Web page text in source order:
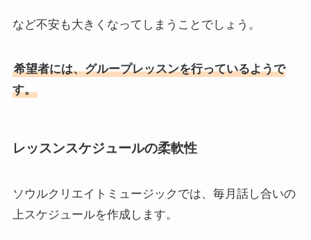
など不安も大きくなってしまうことでしょう。
希望者には、グループレッスンを行っているようで
す。
レッスンスケジュールの柔軟性
ソウルクリエイトミュージックでは、毎月話し合いの
上スケジュールを作成します。